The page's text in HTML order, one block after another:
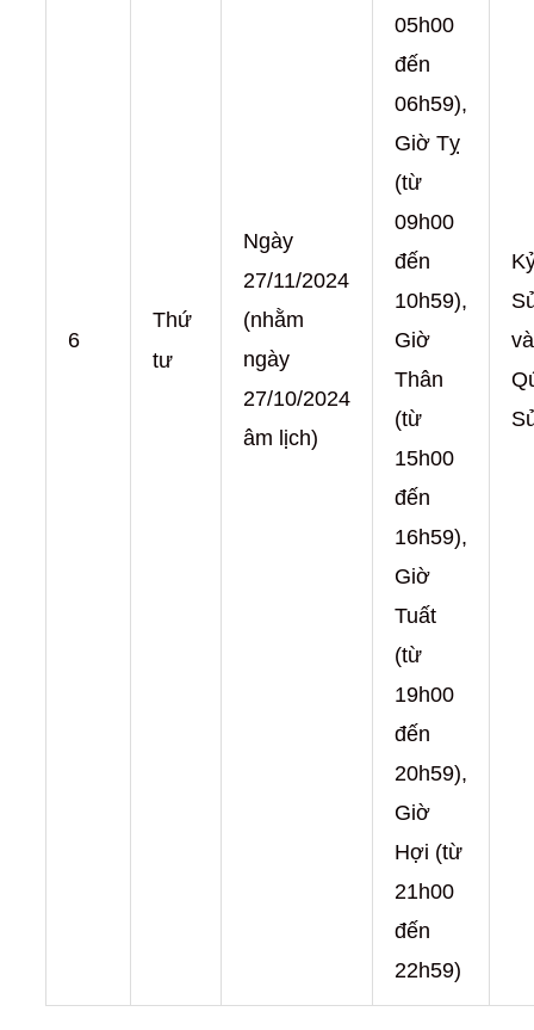
6
Thứ
tư
Ngày
27/11/2024
(nhằm
ngày
27/10/2024
âm lịch)
05h00
đến
06h59),
Giờ Tỵ
(từ
09h00
đến
10h59),
Giờ
Thân
(từ
15h00
đến
16h59),
Giờ
Tuất
(từ
19h00
đến
20h59),
Giờ
Hợi (từ
21h00
đến
22h59)
và